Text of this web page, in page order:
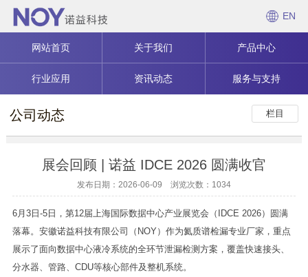
EN
网站首页 关于我们 产品中心
行业应用 资讯动态 服务与支持
栏目
公司动态
展会回顾 | 诺益 IDCE 2026 圆满收官
发布日期：2026-06-09 浏览次数：1034
6月3日-5日，第12届上海国际数据中心产业展览会（IDCE 2026）圆满
落幕。安徽诺益科技有限公司（NOY）作为氦质谱检漏专业厂家，重点
展示了面向数据中心液冷系统的全环节泄漏检测方案，覆盖快速接头、
分水器、管路、CDU等核心部件及整机系统。